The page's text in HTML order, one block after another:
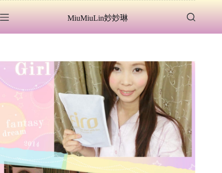
至
MiuMiuLin妙妙琳